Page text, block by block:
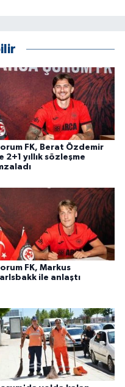
FK, Berat Özdemir
2+1 yıllık sözleşme
FK, Markus
ile anlaştı